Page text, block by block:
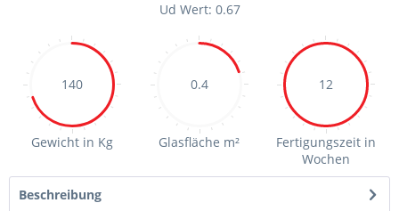
Ud Wert: 0.67
140
Gewicht in Kg
0.4
Glasfläche m²
12
Fertigungszeit in
Wochen
Beschreibung